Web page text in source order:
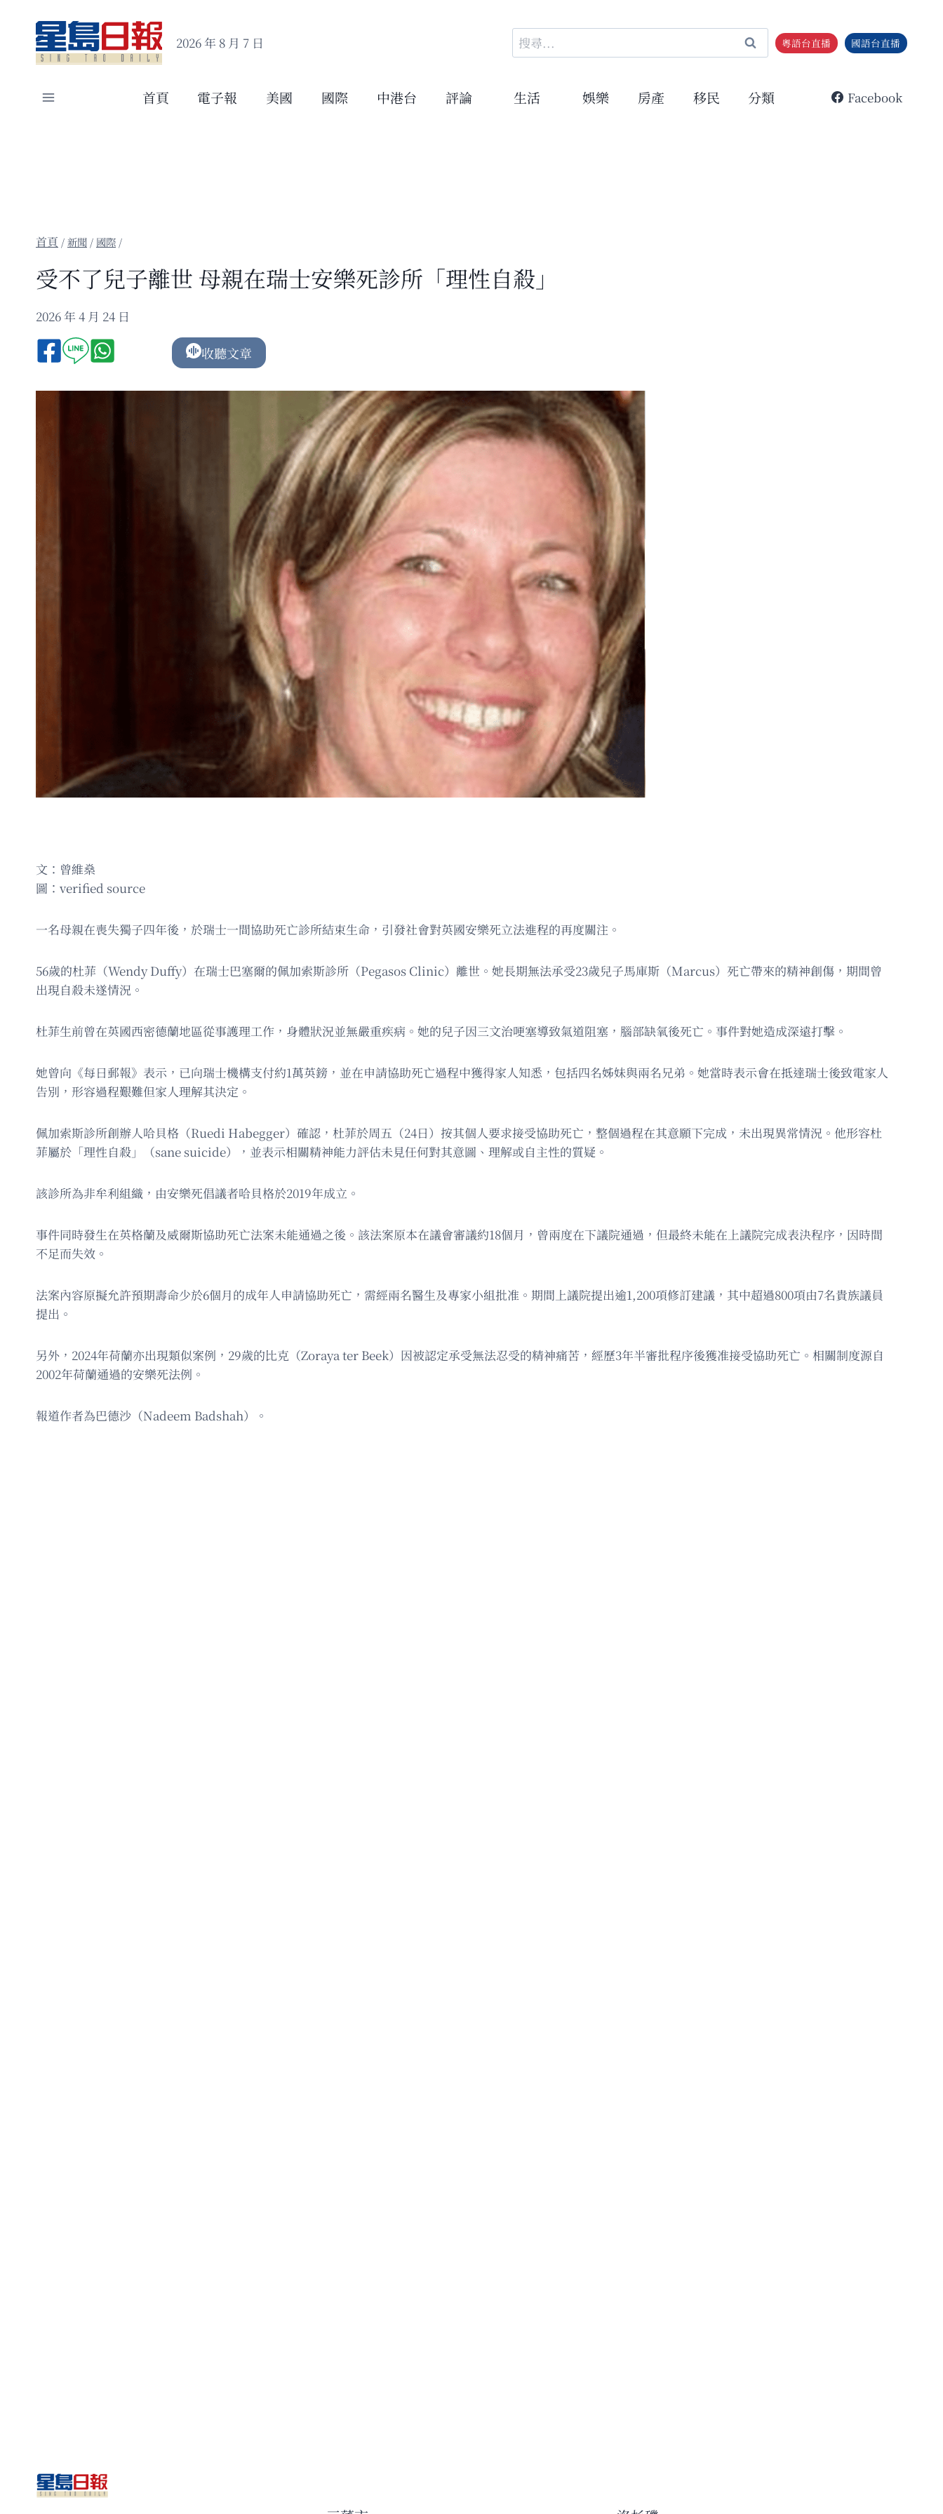
content
2026 年 8 月 7 日
搜
尋
鍵
粵語台直播 國語台直播
首頁 電子報 美國 國際 中港台 評論 生活 娛樂 房產 移民 分類 Facebook
/新聞 / 國際 /
受不了兒子離世 母親在瑞士安樂死診所「理性自殺」
2026 年 4 月 24 日
收聽文章
文：曾維燊
圖：verified source
一名母親在喪失獨子四年後，於瑞士一間協助死亡診所結束生命，引發社會對英國安樂死立法進程的再度關注。
56歲的杜菲（Wendy Duffy）在瑞士巴塞爾的佩加索斯診所（Pegasos Clinic）離世。她長期無法承受23歲兒子馬庫斯（Marcus）死亡帶來的精神創傷，期間曾
出現自殺未遂情況。
杜菲生前曾在英國西密德蘭地區從事護理工作，身體狀況並無嚴重疾病。她的兒子因三文治哽塞導致氣道阻塞，腦部缺氧後死亡。事件對她造成深遠打擊。
她曾向《每日郵報》表示，已向瑞士機構支付約1萬英鎊，並在申請協助死亡過程中獲得家人知悉，包括四名姊妹與兩名兄弟。她當時表示會在抵達瑞士後致電家人
告別，形容過程艱難但家人理解其決定。
佩加索斯診所創辦人哈貝格（Ruedi Habegger）確認，杜菲於周五（24日）按其個人要求接受協助死亡，整個過程在其意願下完成，未出現異常情況。他形容杜
菲屬於「理性自殺」（sane suicide），並表示相關精神能力評估未見任何對其意圖、理解或自主性的質疑。
該診所為非牟利組織，由安樂死倡議者哈貝格於2019年成立。
事件同時發生在英格蘭及威爾斯協助死亡法案未能通過之後。該法案原本在議會審議約18個月，曾兩度在下議院通過，但最終未能在上議院完成表決程序，因時間
不足而失效。
法案內容原擬允許預期壽命少於6個月的成年人申請協助死亡，需經兩名醫生及專家小組批准。期間上議院提出逾1,200項修訂建議，其中超過800項由7名貴族議員
提出。
另外，2024年荷蘭亦出現類似案例，29歲的比克（Zoraya ter Beek）因被認定承受無法忍受的精神痛苦，經歷3年半審批程序後獲准接受協助死亡。相關制度源自
2002年荷蘭通過的安樂死法例。
報道作者為巴德沙（Nadeem Badshah）。